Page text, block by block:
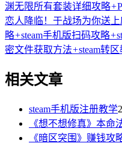
渊无限所有套装详细攻略+
恋人降临！于战场为你送
略+steam手机版扫码攻略+
密文件获取方法+steam转
相关文章
steam手机版注册教学
《想不想修真》本命
《暗区突围》赚钱攻